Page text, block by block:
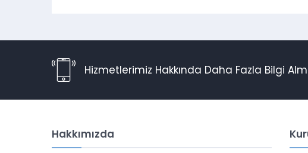
Hizmetlerimiz Hakkında Daha Fazla Bilgi
Hakkımızda